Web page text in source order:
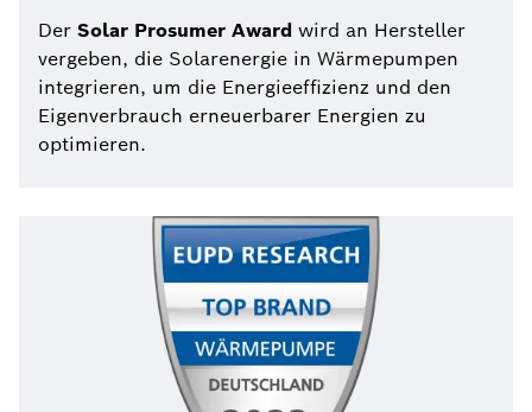
Der Solar Prosumer Award wird an Hersteller
vergeben, die Solarenergie in Wärmepumpen
integrieren, um die Energieeffizienz und den
Eigenverbrauch erneuerbarer Energien zu
optimieren.